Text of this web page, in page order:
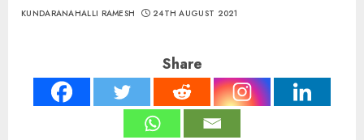
KUNDARANAHALLI RAMESH 24TH AUGUST 2021
Share